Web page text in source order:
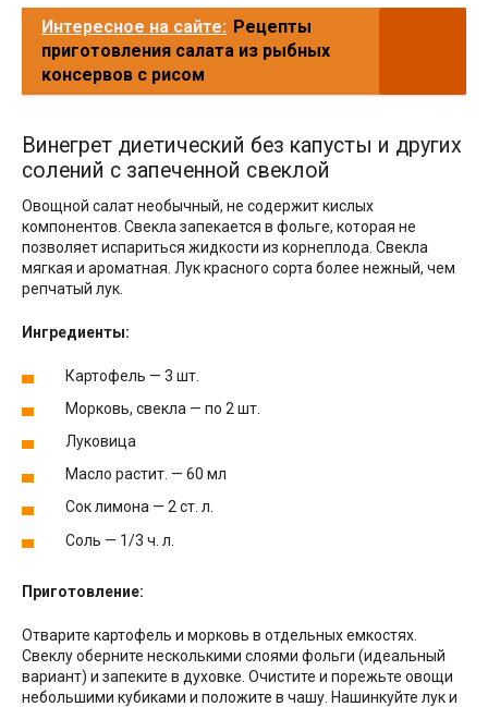
Интересное на сайте: Рецепты
приготовления салата из рыбных
консервов с рисом
Винегрет диетический без капусты и других
солений с запеченной свеклой
Овощной салат необычный, не содержит кислых
компонентов. Свекла запекается в фольге, которая не
позволяет испариться жидкости из корнеплода. Свекла
мягкая и ароматная. Лук красного сорта более нежный, чем
репчатый лук.
Ингредиенты:
Картофель — 3 шт.
Морковь, свекла — по 2 шт.
Луковица
Масло растит. — 60 мл
Сок лимона — 2 ст. л.
Соль — 1/3 ч. л.
Приготовление:
Отварите картофель и морковь в отдельных емкостях.
Свеклу оберните несколькими слоями фольги (идеальный
вариант) и запеките в духовке. Очистите и порежьте овощи
небольшими кубиками и положите в чашу. Нашинкуйте лук и